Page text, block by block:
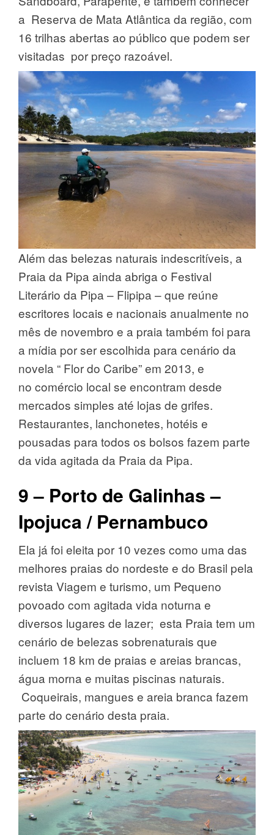
a Reserva de Mata Atlântica da região, com
16 trilhas abertas ao público que podem ser
visitadas por preço razoável.
Além das belezas naturais indescritíveis, a
Praia da Pipa ainda abriga o Festival
Literário da Pipa – Flipipa – que reúne
escritores locais e nacionais anualmente no
mês de novembro e a praia também foi para
a mídia por ser escolhida para cenário da
novela “ Flor do Caribe” em 2013, e
no comércio local se encontram desde
mercados simples até lojas de grifes.
Restaurantes, lanchonetes, hotéis e
pousadas para todos os bolsos fazem parte
da vida agitada da Praia da Pipa.
9 – Porto de Galinhas –
Ipojuca / Pernambuco
Ela já foi eleita por 10 vezes como uma das
melhores praias do nordeste e do Brasil pela
revista Viagem e turismo, um Pequeno
povoado com agitada vida noturna e
diversos lugares de lazer; esta Praia tem um
cenário de belezas sobrenaturais que
incluem 18 km de praias e areias brancas,
água morna e muitas piscinas naturais.
Coqueirais, mangues e areia branca fazem
parte do cenário desta praia.